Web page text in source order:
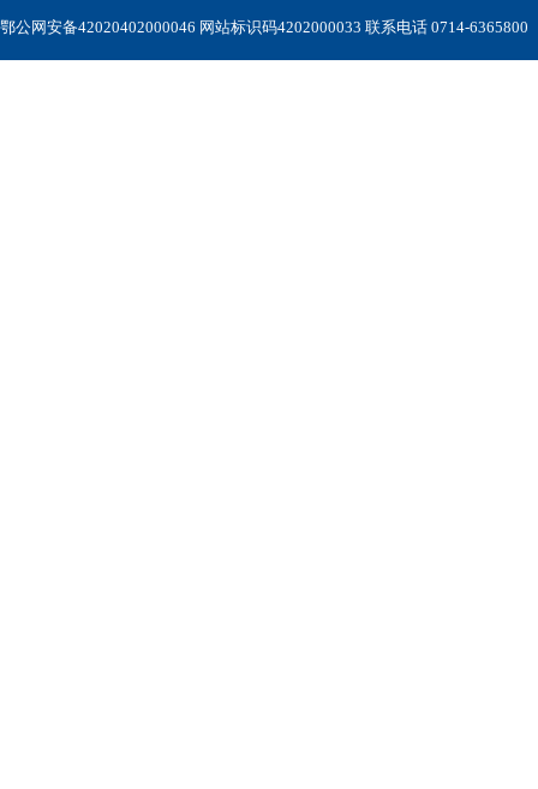
鄂公网安备42020402000046 网站标识码4202000033 联系电话 0714-6365800